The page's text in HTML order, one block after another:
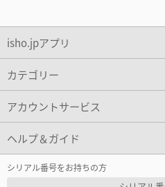
isho.jpアプリ
カテゴリー
アカウントサービス
ヘルプ＆ガイド
シリアル番号をお持ちの方